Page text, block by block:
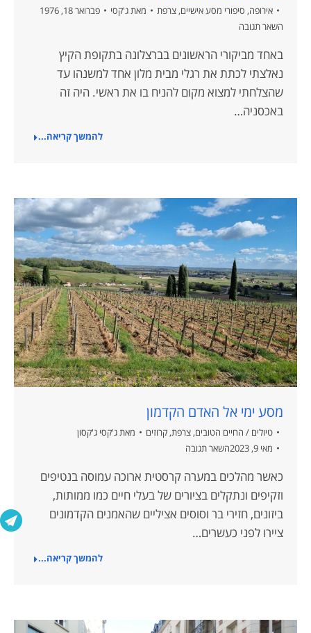
אירופה, סיפורי מסע אישיים, צרפת מאתג'קסי
פברואר 18, 1976
השאר תגובה
באחד מביקורי הראשונים בברצלונה בתקופת הקיץ
נאלצתי לכתת את רגלי מבית מלון אחד למשנהו עד
שהצלחתי למצוא מקום להניח בו את ראשי. היה זה
באכסניה…
להמשך קריאה...
מסע ימי אל האדם הקדמון
טיולים / החיים הטובים, צרפת, קרוזים מאתג'קסי ג'קסון
מאי 9, 2023
השאר תגובה
כאשר מהלכים במערה קרסטית ארוכה עמוסה בנטיפים
וזקיפים ונתקלים בציורים של בעלי חיים כמו ממותות,
ביזונים, חזירי בר וסוסים אציליים שהאמנים הקדמונים
ציירו לפני כעשרים…
להמשך קריאה...